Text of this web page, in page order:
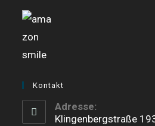
new
tab
new
Kontakt
Adresse:
Klingenbergstraße